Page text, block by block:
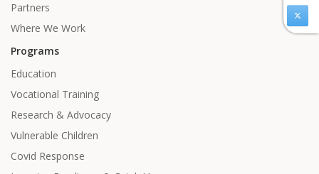
Partners
Where We Work
Programs
Education
Vocational Training
Research & Advocacy
Vulnerable Children
Covid Response